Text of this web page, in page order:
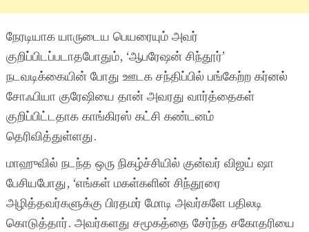
நேரடியாக யாருடைய பெயரையும் அவர்
குறிப்பிடப்படாதபோதும், ‘ஆபரேஷன் சிந்தூர்’
நடவடிக்கையின் போது ஊடக சந்திப்பில் பங்கேற்ற கர்னல்
சோஃபியா குரேஷியை தான் அவரது வார்த்தைகள்
குறிப்பிட்டதாக காங்கிரஸ் கட்சி கண்டனம்
தெரிவித்துள்ளது.
மாஹுவில் நடந்த ஒரு நிகழ்ச்சியில் குன்வர் விஜய் ஷா
பேசியபோது, ‘எங்கள் மகள்களின் சிந்தூரை
அழித்தவர்களுக்கு பிரதமர் மோடி அவர்களே பதிலடி
கொடுத்தார். அவர்களது சமூகத்தை சேர்ந்த சகோதரியை